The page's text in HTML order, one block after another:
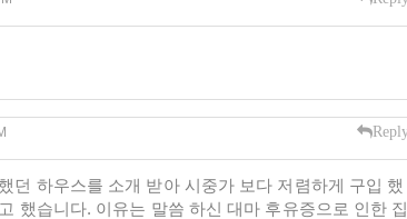
던 하우스를 소개 받아 시중가 보다 저렴하게 구입 했
했습니다. 이유는 말씀 하신 대마 후유증으로 인한 집